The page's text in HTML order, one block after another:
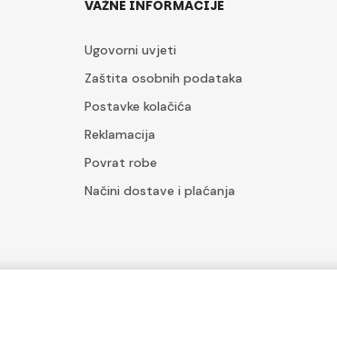
VAŽNE INFORMACIJE
Ugovorni uvjeti
Zaštita osobnih podataka
Postavke kolačića
Reklamacija
Povrat robe
Načini dostave i plaćanja